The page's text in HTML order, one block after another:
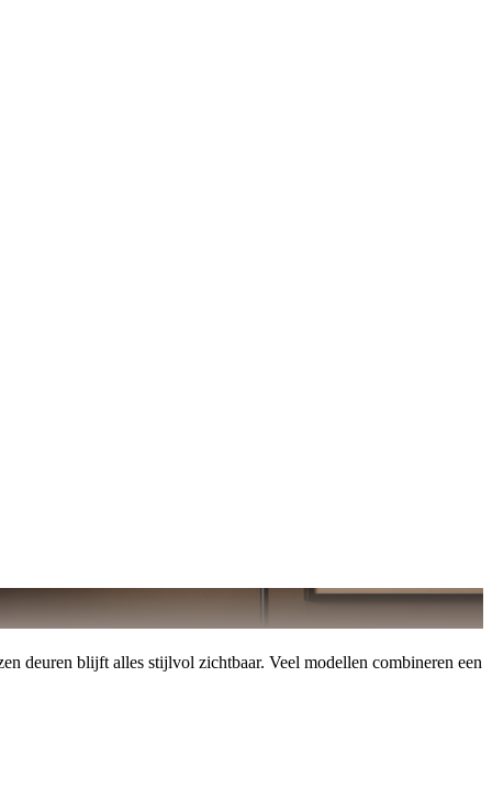
deuren blijft alles stijlvol zichtbaar. Veel modellen combineren een